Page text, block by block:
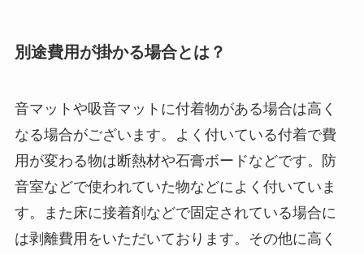
別途費用が掛かる場合とは？
音マットや吸音マットに付着物がある場合は高く
なる場合がございます。よく付いている付着で費
用が変わる物は断熱材や石膏ボードなどです。防
音室などで使われていた物などによく付いていま
す。また床に接着剤などで固定されている場合に
は剥離費用をいただいております。その他に高く